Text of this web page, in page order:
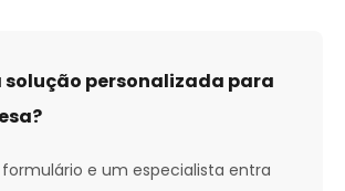
solução personalizada para
e um especialista entra